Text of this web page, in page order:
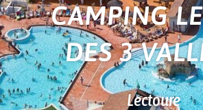
CAMPING
DES 3
Lectoure